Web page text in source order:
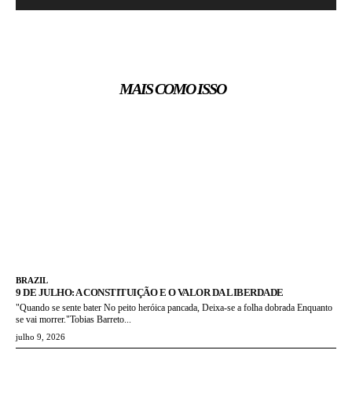
MAIS COMO ISSO
BRAZIL
9 DE JULHO: A CONSTITUIÇÃO E O VALOR DA LIBERDADE
"Quando se sente bater No peito heróica pancada, Deixa-se a folha dobrada Enquanto
se vai morrer."Tobias Barreto...
julho 9, 2026